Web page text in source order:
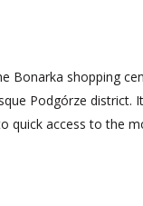
Bonarka shopping
Podgórze district.
quick access to the